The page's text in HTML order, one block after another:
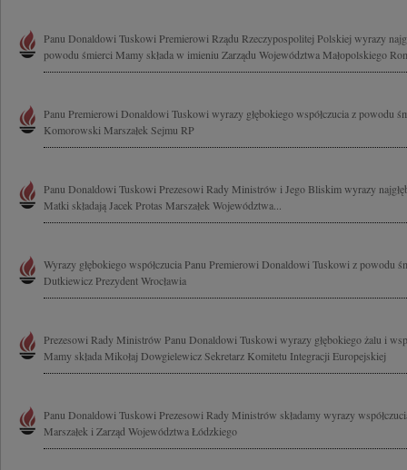
Panu Donaldowi Tuskowi Premierowi Rządu Rzeczypospolitej Polskiej wyrazy
powodu śmierci Mamy składa w imieniu Zarządu Województwa Małopolskiego
Panu Premierowi Donaldowi Tuskowi wyrazy głębokiego współczucia z powodu
Komorowski Marszałek Sejmu RP
Panu Donaldowi Tuskowi Prezesowi Rady Ministrów i Jego Bliskim wyrazy
Matki składają Jacek Protas Marszałek Województwa...
Wyrazy głębokiego współczucia Panu Premierowi Donaldowi Tuskowi z powodu
Dutkiewicz Prezydent Wrocławia
Prezesowi Rady Ministrów Panu Donaldowi Tuskowi wyrazy głębokiego żalu i
Mamy składa Mikołaj Dowgielewicz Sekretarz Komitetu Integracji Europejskiej
Panu Donaldowi Tuskowi Prezesowi Rady Ministrów składamy wyrazy
Marszałek i Zarząd Województwa Łódzkiego